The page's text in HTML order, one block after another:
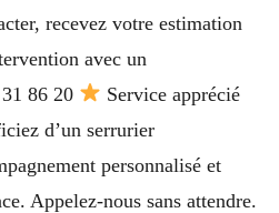
recevez votre estimation
avec un
86 20
Service apprécié
d’un serrurier
personnalisé et
Appelez-nous sans attendre.